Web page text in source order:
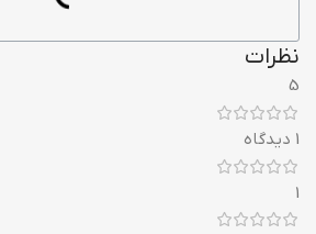
نظرات
5
1 دیدگاه
1